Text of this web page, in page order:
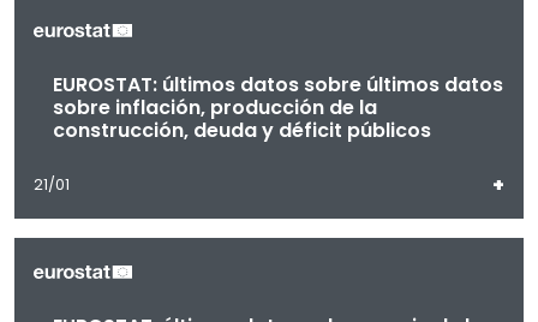
EUROSTAT: últimos datos sobre últimos datos
sobre inflación, producción de la
construcción, deuda y déficit públicos
21/01 +